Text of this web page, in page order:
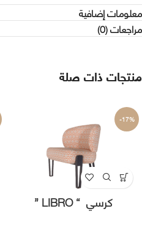
معلومات إضافية
مراجعات (0)
منتجات ذات صلة
-17%
كرسي “ LIBRO ”